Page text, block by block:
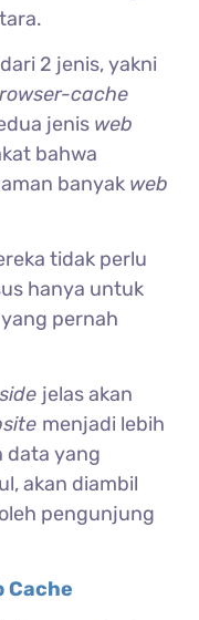
2 jenis, yakni
cache
jenis web
bahwa
banyak web
tidak perlu
hanya untuk
pernah
jelas akan
menjadi lebih
data yang
akan diambil
pengunjung
Cache